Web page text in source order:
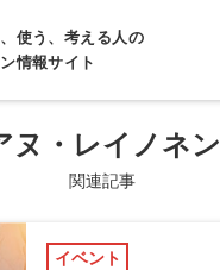
使う、考える人の
情報サイト
ヌ・レイノネン
関連記事
イベント